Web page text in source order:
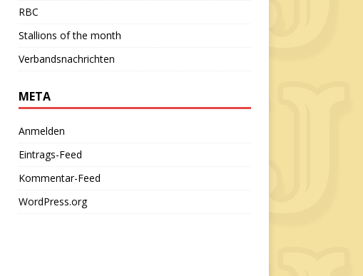
RBC
Stallions of the month
Verbandsnachrichten
META
Anmelden
Eintrags-Feed
Kommentar-Feed
WordPress.org